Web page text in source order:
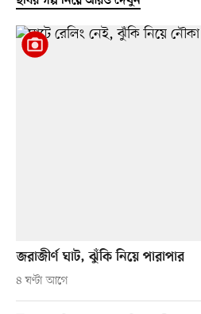
জরাজীর্ণ ঘাট, ঝুঁকি নিয়ে পারাপার
৪ ঘণ্টা আগে